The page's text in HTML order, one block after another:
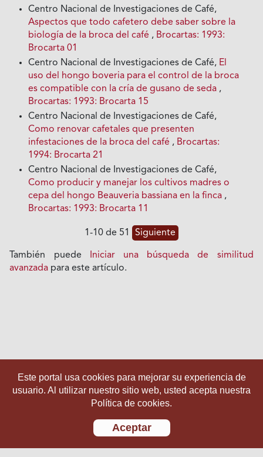
Centro Nacional de Investigaciones de Café,
Aspectos que todo cafetero debe saber sobre la
biología de la broca del café , Brocartas: 1993:
Brocarta 01
Centro Nacional de Investigaciones de Café, El
uso del hongo boveria para el control de la broca
es compatible con la cría de gusano de seda ,
Brocartas: 1993: Brocarta 15
Centro Nacional de Investigaciones de Café,
Como renovar cafetales que presenten
infestaciones de la broca del café , Brocartas:
1994: Brocarta 21
Centro Nacional de Investigaciones de Café,
Como producir y manejar los cultivos madres o
cepa del hongo Beauveria bassiana en la finca ,
Brocartas: 1993: Brocarta 11
1-10 de 51 Siguiente
También puede Iniciar una búsqueda de similitud
avanzada para este artículo.
Este portal usa cookies para mejorar su experiencia de
usuario. Al utilizar nuestro sitio web, usted acepta nuestra
Política de cookies.
Aceptar